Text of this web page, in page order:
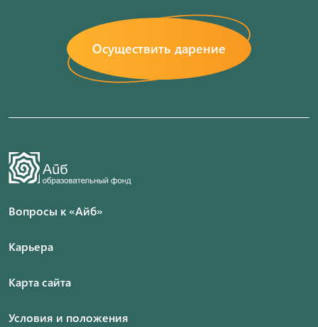
Осуществить дарение
Вопросы к «Айб»
Карьера
Карта сайта
Условия и положения